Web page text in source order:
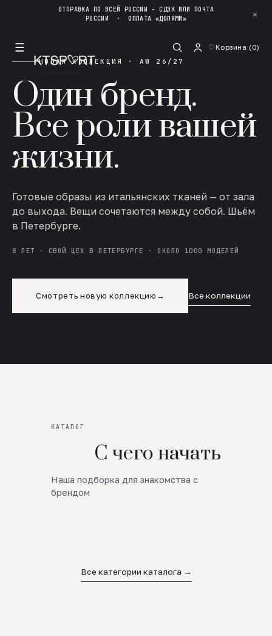
ОТПРАВКА ПО ВСЕЙ РОССИИ - СДЭК ИЛИ ПОЧТА
РОССИИ ·ОПЛАТА «ДОЛЯМИ» ✕
☰ ♡Корзина (0)
НОВАЯ КОЛЛЕКЦИЯ · AW 26/27
Один бренд.
Все роли вашей
жизни.
Готовые образы из итальянских тканей — от зала
до выхода. Вещи сочетаются между собой. Шьём
в Петербурге.
8 ЛЕТ · СВОЙ ЦЕХ В ПЕТЕРБУРГЕ · ОКОЛО 1000 МОДЕЛЕЙ
Смотреть новую коллекцию → Все коллекции
КАТАЛОГ
С чего начать
Наша подборка для знакомства с
брендом
Новинки
SALE
Все категории каталога →